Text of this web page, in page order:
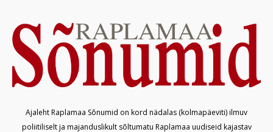
Ajaleht Raplamaa Sõnumid on kord nädalas (kolmapäeviti) ilmuv
poliitiliselt ja majanduslikult sõltumatu Raplamaa uudiseid kajastav